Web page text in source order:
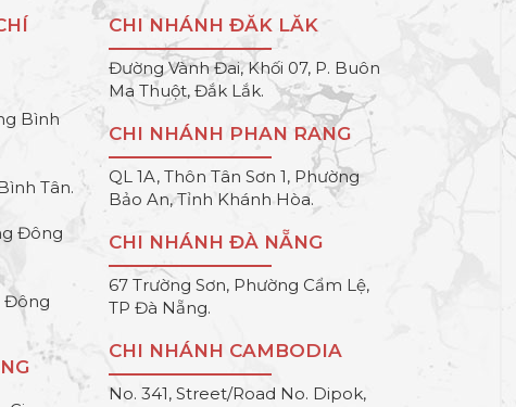
Bình
Tân.
Đông
Đông
CHI NHÁNH ĐĂK LĂK
Đường Vành Đai, Khối 07, P. Buôn
Ma Thuột, Đắk Lắk.
CHI NHÁNH PHAN RANG
QL 1A, Thôn Tân Sơn 1, Phường
Bảo An, Tỉnh Khánh Hòa.
CHI NHÁNH ĐÀ NẴNG
67 Trường Sơn, Phường Cẩm Lệ,
TP Đà Nẵng.
CHI NHÁNH CAMBODIA
No. 341, Street/Road No. Dipok,